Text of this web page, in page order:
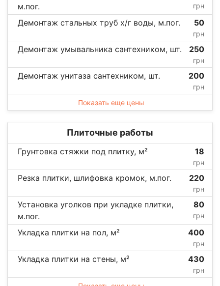
м.пог.
грн
Демонтаж стальных труб х/г воды, м.пог. 50
грн
Демонтаж умывальника сантехником, шт. 250
грн
Демонтаж унитаза сантехником, шт. 200
грн
Показать еще цены
Плиточные работы
Грунтовка стяжки под плитку, м² 18
грн
Резка плитки, шлифовка кромок, м.пог. 220
грн
Установка уголков при укладке плитки,
м.пог.
80
грн
Укладка плитки на пол, м² 400
грн
Укладка плитки на стены, м² 430
грн